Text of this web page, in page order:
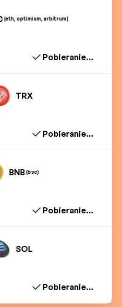
(eth, optimism, arbitrum)
Pobieranie...
TRX
Pobieranie...
BNB(bsc)
Pobieranie...
SOL
Pobieranie...